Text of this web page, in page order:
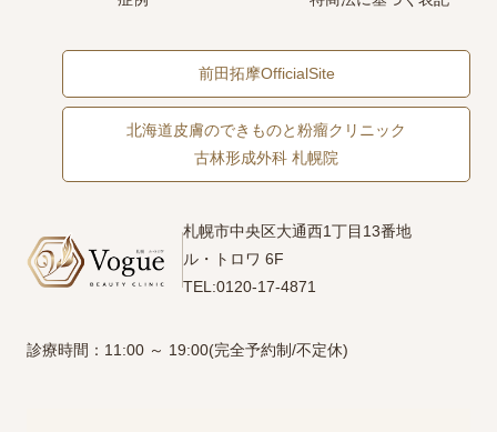
札幌市中央区大通西1丁目13番地
ル・トロワ 6F
TEL:0120-17-4871
診療時間：11:00 ～ 19:00(完全予約制/不定休)
前田拓摩OfficialSite
北海道皮膚のできものと粉瘤クリニック
古林形成外科 札幌院